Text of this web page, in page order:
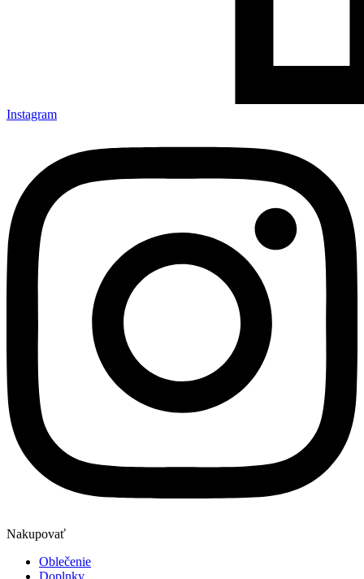
Instagram
Nakupovať
Oblečenie
Doplnky